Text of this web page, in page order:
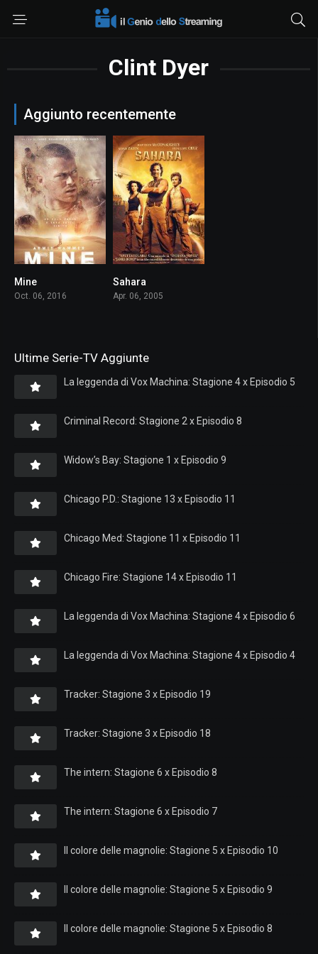
Clint Dyer
Aggiunto recentemente
Mine
Oct. 06, 2016
Sahara
Apr. 06, 2005
Ultime Serie-TV Aggiunte
La leggenda di Vox Machina: Stagione 4 x Episodio 5
Criminal Record: Stagione 2 x Episodio 8
Widow’s Bay: Stagione 1 x Episodio 9
Chicago P.D.: Stagione 13 x Episodio 11
Chicago Med: Stagione 11 x Episodio 11
Chicago Fire: Stagione 14 x Episodio 11
La leggenda di Vox Machina: Stagione 4 x Episodio 6
La leggenda di Vox Machina: Stagione 4 x Episodio 4
Tracker: Stagione 3 x Episodio 19
Tracker: Stagione 3 x Episodio 18
The intern: Stagione 6 x Episodio 8
The intern: Stagione 6 x Episodio 7
Il colore delle magnolie: Stagione 5 x Episodio 10
Il colore delle magnolie: Stagione 5 x Episodio 9
Il colore delle magnolie: Stagione 5 x Episodio 8